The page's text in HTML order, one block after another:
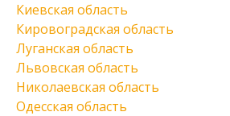
Киевская область
Кировоградская область
Луганская область
Львовская область
Николаевская область
Одесская область